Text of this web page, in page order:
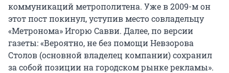
коммуникаций метрополитена. Уже в 2009-м он
этот пост покинул, уступив место совладельцу
«Метронома» Игорю Савви. Далее, по версии
газеты: «Вероятно, не без помощи Невзорова
Столов (основной владелец компании) сохранил
за собой позиции на городском рынке рекламы».